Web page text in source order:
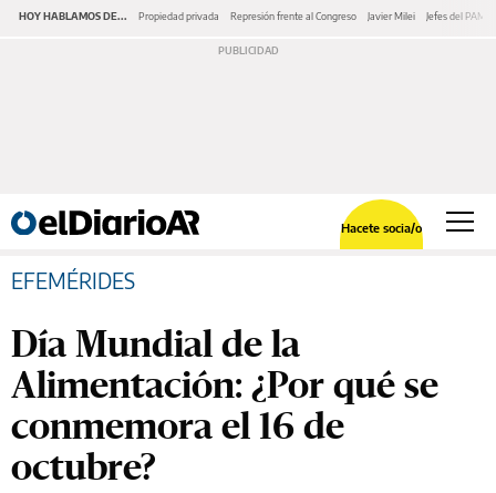
HOY HABLAMOS DE... Propiedad privada Represión frente al Congreso Javier Milei Jefes del PAMI
Hacete socia/o
EFEMÉRIDES
Día Mundial de la
Alimentación: ¿Por qué se
conmemora el 16 de
octubre?